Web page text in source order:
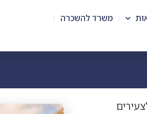
משרד להשכרה